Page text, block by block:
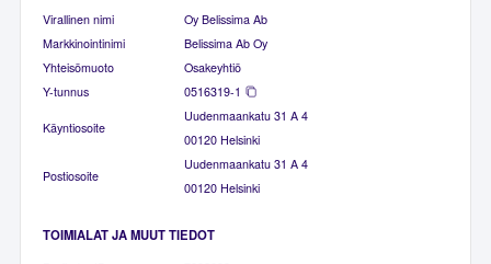
Virallinen nimi
Oy Belissima Ab
Markkinointinimi
Belissima Ab Oy
Yhteisömuoto
Osakeyhtiö
Y-tunnus
0516319-1
Käyntiosoite
Uudenmaankatu 31 A 4
00120 Helsinki
Postiosoite
Uudenmaankatu 31 A 4
00120 Helsinki
TOIMIALAT JA MUUT TIEDOT